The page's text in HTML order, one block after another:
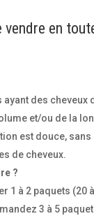
vendre en
des cheveux
et/ou de la
est douce, sans
de cheveux.
?
1 à 2 paquets (20
3 à 5